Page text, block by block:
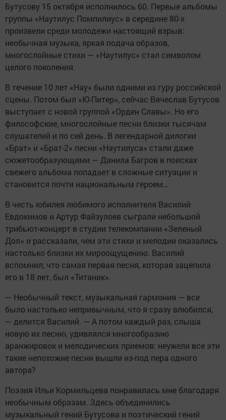
Бутусову 15 октября исполнилось 60. Первые альбомы
группы «Наутилус Помпилиус» в середине 80-х
произвели среди молодежи настоящий взрыв:
необычная музыка, яркая подача образов,
многослойные стихи — «Наутилус» стал символом
целого поколения.
В течение 10 лет «Нау» были одними из гуру российской
сцены. Потом был «Ю-Питер», сейчас Вячеслав Бутусов
выступает с новой группой «Орден Славы». Но его
философские, многослойные песни близки тысячам
слушателей и по сей день. В легендарной дилогии
«Брат» и «Брат-2» песни «Наутилуса» стали даже
сюжетообразующими — Данила Багров в поисках
свежего альбома попадает в сложные ситуации и
становится почти национальным героем…
В честь юбилея любимого исполнителя Василий
Евдокимов и Артур Файзулоев сыграли небольшой
трибьют-концерт в студии телекомпании «Зеленый
Дол» и рассказали, чем эти стихи и мелодии оказались
настолько близки их мироощущению. Василий
вспомнил, что самая первая песня, которая зацепила
его в 18 лет, был «Титаник».
— Необычный текст, музыкальная гармония — все
было настолько непривычным, что я сразу влюбился,
— делится Василий. — А потом каждый раз, слыша
новую их песню, удивлялся многообразию
аранжировок и мелодических приемов: неужели все эти
такие непохожие песни вышли из-под пера одного
автора?
Поэзия Ильи Кормильцева понравилась мне благодаря
необычным образам. Здесь объединились
музыкальный гений Бутусова и поэтический гений